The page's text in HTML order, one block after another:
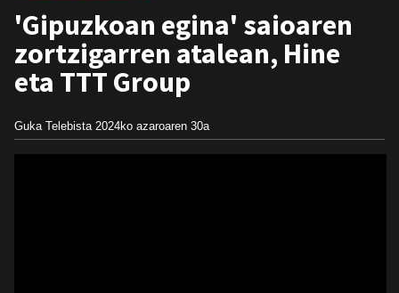
'Gipuzkoan egina' saioaren
zortzigarren atalean, Hine
eta TTT Group
Guka Telebista 2024ko azaroaren 30a